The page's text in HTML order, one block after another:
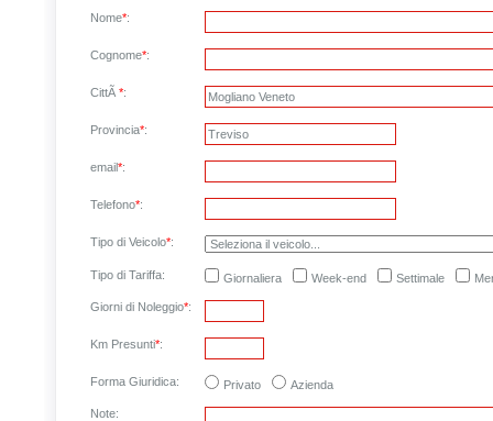
Nome*:
Cognome*:
CittÃ *:
Provincia*:
email*:
Telefono*:
Tipo di Veicolo*:
Tipo di Tariffa: Giornaliera Week-end Settimale
Giorni di Noleggio*:
Km Presunti*:
Forma Giuridica: Privato Azienda
Note: